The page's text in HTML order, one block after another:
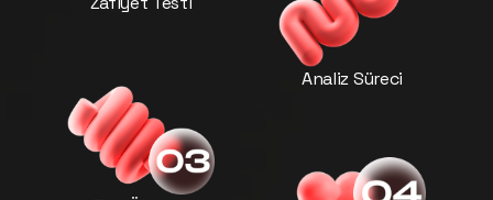
Analiz Süreci